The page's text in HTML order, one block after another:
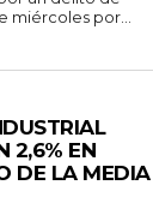
miércoles por...
2,6% EN
DE LA MEDIA